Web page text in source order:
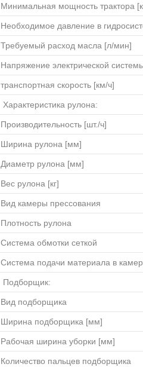
Минимальная мощность трактора
Необходимое давление в
Требуемый расход масла [л/мин]
Напряжение электрической
транспортная скорость [км/ч]
Характеристика рулона:
Производительность [шт./ч]
Ширина рулона [мм]
Диаметр рулона [мм]
Вес рулона [кг]
Вид камеры прессования
Плотность рулона
Система обмотки сеткой
Система подачи материала в
Подборщик:
Вид подборщика
Ширина подборщика [мм]
Рабочая ширина уборки [мм]
Количество пальцев подборщика